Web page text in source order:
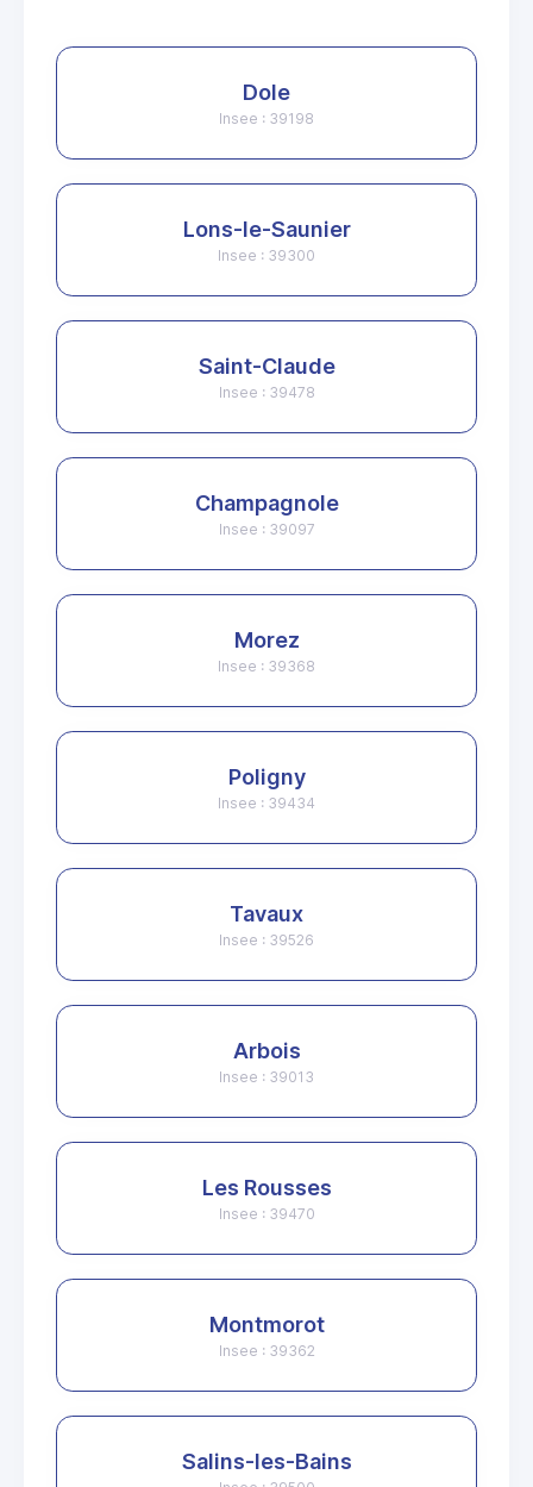
Dole
Insee : 39198
Lons-le-Saunier
Insee : 39300
Saint-Claude
Insee : 39478
Champagnole
Insee : 39097
Morez
Insee : 39368
Poligny
Insee : 39434
Tavaux
Insee : 39526
Arbois
Insee : 39013
Les Rousses
Insee : 39470
Montmorot
Insee : 39362
Salins-les-Bains